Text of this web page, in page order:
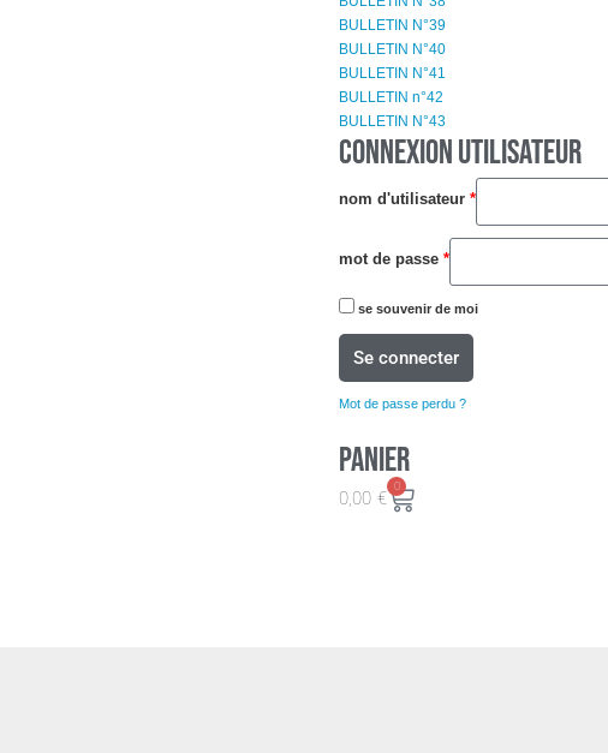
BULLETIN N°39
BULLETIN N°40
BULLETIN N°41
BULLETIN n°42
BULLETIN N°43
CONNEXION UTILISATEUR
nom d'utilisateur *
mot de passe *
se souvenir de moi
Se connecter
Mot de passe perdu ?
Panier
0,00 €
0